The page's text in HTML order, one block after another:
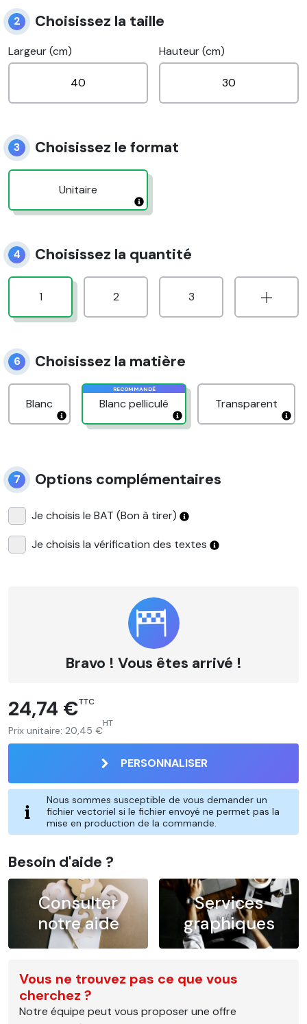
2 Choisissez la taille
Largeur (cm) Hauteur (cm)
3 Choisissez le format
Unitaire
4 Choisissez la quantité
1 2 3
6 Choisissez la matière
Blanc
RECOMMANDÉ
Blanc pelliculé Transparent
7 Options complémentaires
Je choisis le BAT (Bon à tirer)
Je choisis la vérification des textes
Bravo ! Vous êtes arrivé !
24,74 €TTC
Prix unitaire: 20,45 €
HT
PERSONNALISER
Nous sommes susceptible de vous demander un
fichier vectoriel si le fichier envoyé ne permet pas la
mise en production de la commande.
Besoin d'aide ?
Consulter
notre aide
Services
graphiques
Vous ne trouvez pas ce que vous
cherchez ?
Notre équipe peut vous proposer une offre